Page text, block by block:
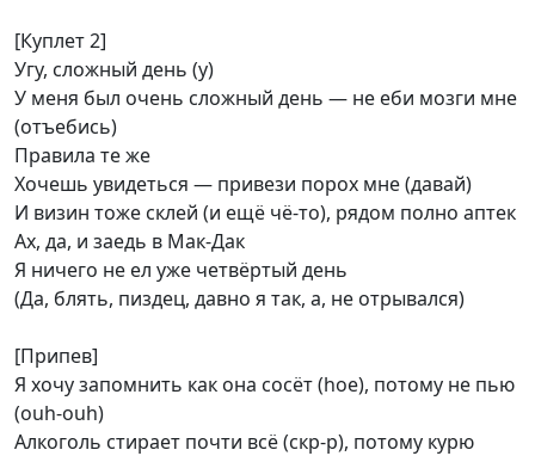
[Куплет 2]
Угу, сложный день (у)
У меня был очень сложный день — не еби мозги мне
(отъебись)
Правила те же
Хочешь увидеться — привези порох мне (давай)
И визин тоже склей (и ещё чё-то), рядом полно аптек
Ах, да, и заедь в Мак-Дак
Я ничего не ел уже четвёртый день
(Да, блять, пиздец, давно я так, а, не отрывался)
[Припев]
Я хочу запомнить как она сосёт (hoe), потому не пью
(ouh-ouh)
Алкоголь стирает почти всё (скр-р), потому курю